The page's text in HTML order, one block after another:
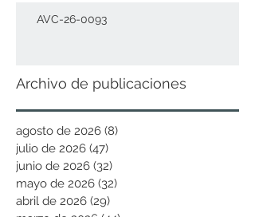
AVC-26-0093
Archivo de publicaciones
agosto de 2026 (8)
julio de 2026 (47)
junio de 2026 (32)
mayo de 2026 (32)
abril de 2026 (29)